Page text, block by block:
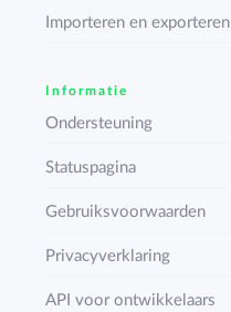
Importeren en exporteren
Informatie
Ondersteuning
Statuspagina
Gebruiksvoorwaarden
Privacyverklaring
API voor ontwikkelaars